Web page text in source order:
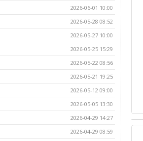
2026-06-01 10:00
2026-05-28 08:52
2026-05-27 10:00
2026-05-25 15:29
2026-05-22 08:56
2026-05-21 19:25
2026-05-12 09:00
2026-05-05 13:30
2026-04-29 14:27
2026-04-29 08:59